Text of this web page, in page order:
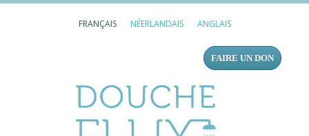
FRANÇAIS NÉERLANDAIS ANGLAIS
FAIRE UN DON